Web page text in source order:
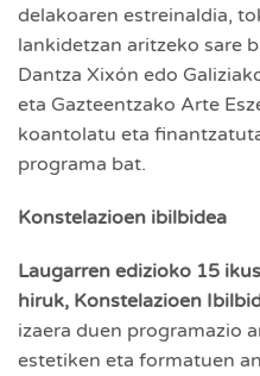
delakoaren estreinaldia,
lankidetzan aritzeko sare
Dantza Xixón edo
eta Gazteentzako Arte
koantolatu eta
programa bat.
Konstelazioen ibilbidea
Laugarren edizioko 15
hiruk, Konstelazioen
izaera duen programazio
estetiken eta formatuen